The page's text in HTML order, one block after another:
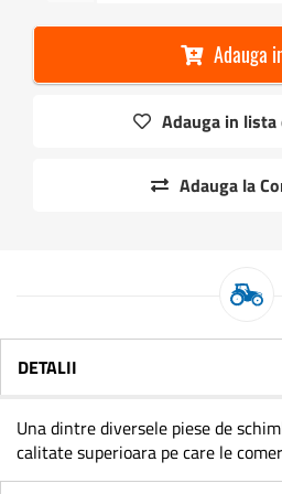
Adauga
Adauga in
Adauga la
DETALII
Una dintre diversele piese de
calitate superioara pe care le